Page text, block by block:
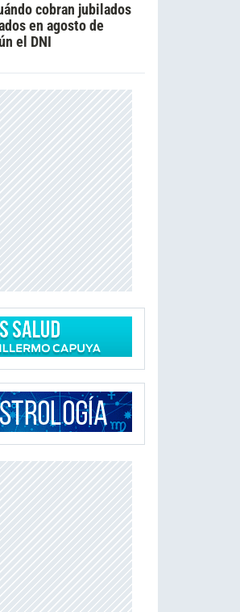
cobran jubilados
en agosto de
el DNI